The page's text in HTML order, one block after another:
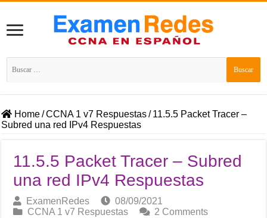
Buscar:
Home/CCNA 1 v7 Respuestas/ 11.5.5 Packet Tracer –
Subred una red IPv4 Respuestas
11.5.5 Packet Tracer – Subred
una red IPv4 Respuestas
ExamenRedes
08/09/2021
CCNA 1 v7 Respuestas
2 Comments